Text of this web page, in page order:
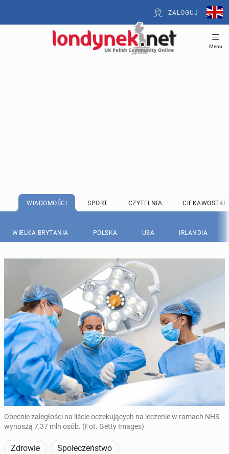
ZALOGUJ
Menu
WIADOMOŚCI SPORT CZYTELNIA CIEKAWOSTKI
WIELKA BRYTANIA POLSKA USA IRLANDIA
Obecnie zaległości na liście oczekujących na leczenie w ramach NHS
wynoszą 7,37 mln osób. (Fot. Getty Images)
Zdrowie Społeczeństwo